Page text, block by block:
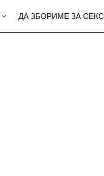
ДА ЗБОРИМЕ ЗА СЕКС